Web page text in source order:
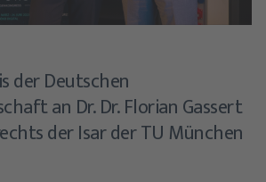
der Deutschen
an Dr. Dr. Florian Gassert
der Isar der TU München